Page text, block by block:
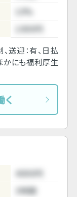
10%
1000円
送迎：有、日払
ほかにも福利厚生
く
4000円
3時間